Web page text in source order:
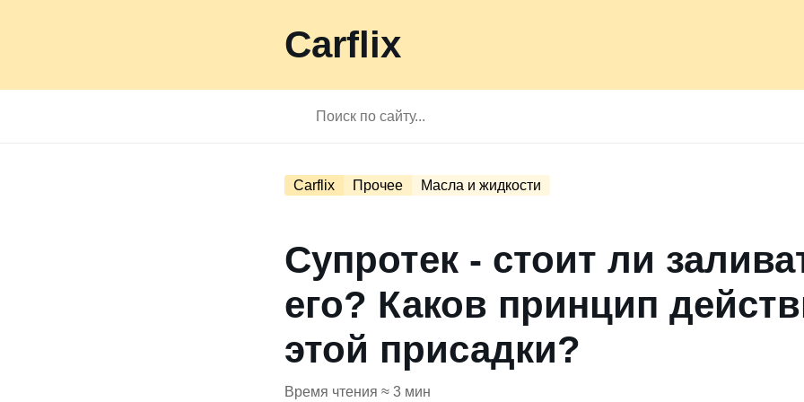
Carflix
Carflix Прочее Масла и жидкости
Супротек - стоит ли
его? Каков принцип
этой присадки?
Время чтения ≈ 3 мин